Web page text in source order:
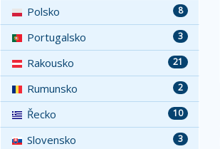
8
Polsko
3
Portugalsko
21
Rakousko
2
Rumunsko
10
Řecko
3
Slovensko